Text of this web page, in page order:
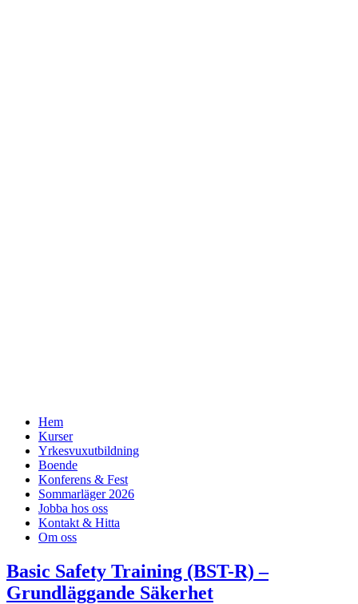
Hem
Kurser
Yrkesvuxutbildning
Boende
Konferens & Fest
Sommarläger 2026
Jobba hos oss
Kontakt & Hitta
Om oss
Basic Safety Training (BST-R) –
Grundläggande Säkerhet